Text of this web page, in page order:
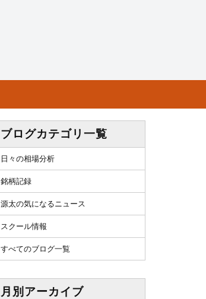
ブログカテゴリ一覧
日々の相場分析
銘柄記録
源太の気になるニュース
スクール情報
すべてのブログ一覧
月別アーカイブ